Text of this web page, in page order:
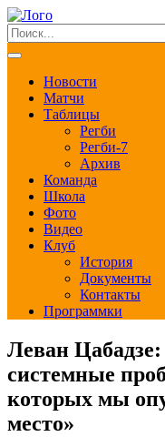
Новости
Матчи
Таблицы
Регби
Регби-7
Архив
Команда
Школа
Фото
Видео
Клуб
История
Документы
Контакты
Программки
Леван
системные
которых мы
место»